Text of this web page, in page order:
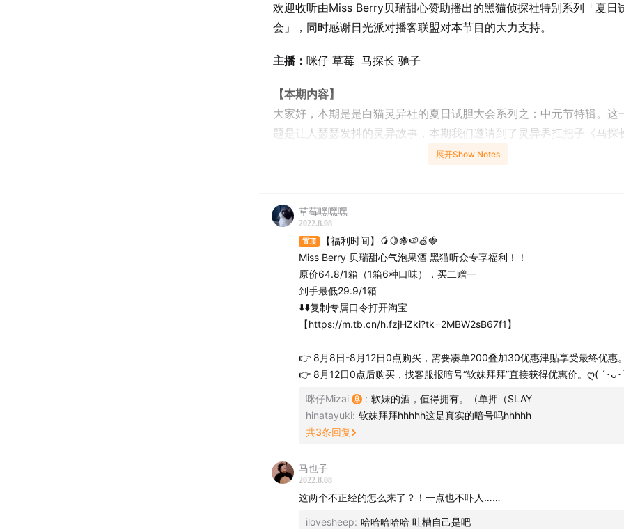
欢迎收听由Miss Berry贝瑞甜心赞助播出的黑猫侦探社特别系列「夏日
会」，同时感谢日光派对播客联盟对本节目的大力支持。
主播： 咪仔 草莓 马探长 驰子
【本期内容】
大家好，本期是是白猫灵异社的夏日试胆大会系列之：中元节特辑。这
题是让人瑟瑟发抖的灵异故事，本期我们邀请到了灵异界扛把子《马探
子》的马老师和驰老师两位主播来串台。四位主播各自分享了亲身经历
虽然已经立秋，但三伏天还没结束，天气依然十分炎热，很多地方依然
烤模式。希望本期的「夏日试胆大会」可以给收音机前的听众们带来些
如果是胆子小比较小的朋友，可以与草莓一起直接跳到最末尾，收听金
来》，神清气爽地迎接新的一周！
*节目中提到的照片请移步公众号“黑猫侦探社Podcast”
00:01:50 白猫灵异社，出动！
00:05:10 《玄关门口的酸奶》恐怖指数：★
00:08:12马路边捡到东西的正确处理方式
00:09:22《出租屋里的暗格》恐怖指数：★★★
00:15:55
00:17:54 《对面楼里，有人在看我》恐怖指数：★★★
00:24:30录节目时候出现的保洁阿姨
00:25:13《Dear David》 恐怖指数：★★★★★
00:26:47梦里出现的小孩
展开Show Notes
草莓嘿嘿嘿
2022.8.08
置顶
【福利时间】🥭🍋🍇🍉🍏🍓
Miss Berry 贝瑞甜心气泡果酒 黑猫听众专享福利！！
原价64.8/1箱（1箱6种口味），买二赠一
到手最低29.9/1箱
⬇️⬇️复制专属口令打开淘宝
【https://m.tb.cn/h.fzjHZki?tk=2MBW2sB67f1】
👉 8月8日-8月12日0点购买，需要凑单200叠加30优惠津贴享受最终优惠。
👉 8月12日0点后购买，找客服报暗号“软妹拜拜”直接获得优惠价。ღ( ´･ᴗ
咪仔Mizai : 软妹的酒，值得拥有。（单押（SLAY
hinatayuki: 软妹拜拜hhhhh这是真实的暗号吗hhhhh
共3条回复
马也子
2022.8.08
这两个不正经的怎么来了？！一点也不吓人……
ilovesheep: 哈哈哈哈哈 吐槽自己是吧